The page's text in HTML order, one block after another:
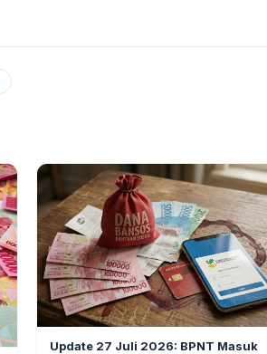
Update 27 Juli 2026: BPNT Masuk